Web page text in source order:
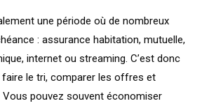
une période où de nombreux
: assurance habitation, mutuelle,
internet ou streaming. C’est donc
le tri, comparer les offres et
pouvez souvent économiser